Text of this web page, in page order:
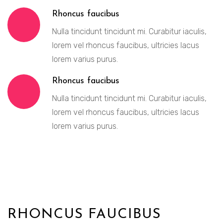
Rhoncus faucibus
Nulla tincidunt tincidunt mi. Curabitur iaculis,
lorem vel rhoncus faucibus, ultricies lacus
lorem varius purus.
Rhoncus faucibus
Nulla tincidunt tincidunt mi. Curabitur iaculis,
lorem vel rhoncus faucibus, ultricies lacus
lorem varius purus.
RHONCUS FAUCIBUS